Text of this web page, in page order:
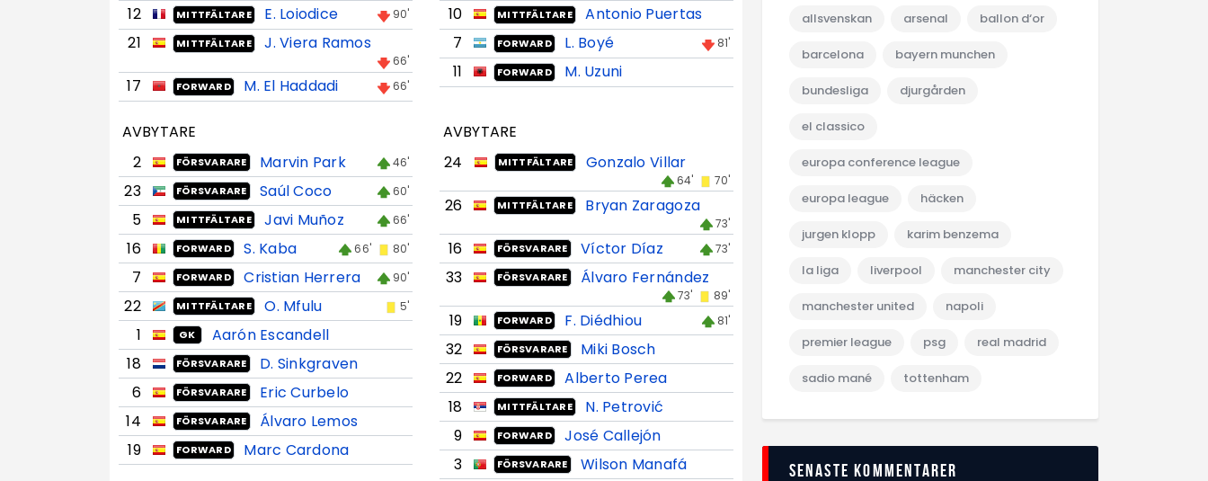
12 MITTFÄLTARE E. Loiodice 90'
21 MITTFÄLTARE J. Viera Ramos
66'
17 FORWARD M. El Haddadi 66'
AVBYTARE
2
FÖRSVARARE Marvin Park 46'
23 FÖRSVARARE Saúl Coco 60'
5 MITTFÄLTARE Javi Muñoz 66'
16 FORWARD S. Kaba 66' 80'
7 FORWARD Cristian Herrera 90'
22 MITTFÄLTARE O. Mfulu 5'
1 GK
Aarón Escandell
18
FÖRSVARARE
D. Sinkgraven
6
FÖRSVARARE
Eric Curbelo
14
FÖRSVARARE
Álvaro Lemos
19
FORWARD Marc Cardona
10 MITTFÄLTARE
Antonio Puertas
7
FORWARD L. Boyé 81'
11 FORWARD M. Uzuni
AVBYTARE
24
MITTFÄLTARE Gonzalo Villar
64' 70'
26 MITTFÄLTARE Bryan Zaragoza
73'
16 FÖRSVARARE Víctor Díaz 73'
33 FÖRSVARARE Álvaro Fernández
73' 89'
19 FORWARD F. Diédhiou 81'
32 FÖRSVARARE
Miki Bosch
22
FORWARD
Alberto Perea
18
MITTFÄLTARE
N. Petrović
9
FORWARD
José Callejón
3
FÖRSVARARE
Wilson Manafá
allsvenskan arsenal ballon d‘or
barcelona bayern munchen
bundesliga djurgården
el classico
europa conference league
europa league häcken
jurgen klopp karim benzema
la liga liverpool manchester city
manchester united napoli
premier league psg real madrid
sadio mané tottenham
Senaste kommentarer